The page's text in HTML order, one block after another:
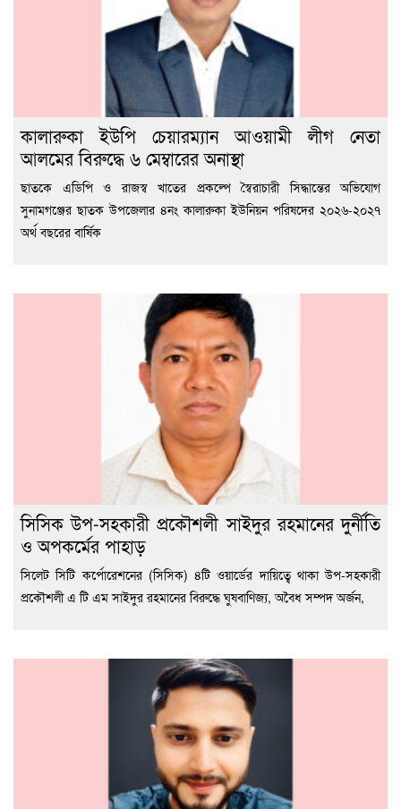
কালারুকা ইউপি চেয়ারম্যান আওয়ামী লীগ নেতা
আলমের বিরুদ্ধে ৬ মেম্বারের অনাস্থা
ছাতকে এডিপি ও রাজস্ব খাতের প্রকল্পে স্বৈরাচারী সিদ্ধান্তের অভিযোগ
সুনামগঞ্জের ছাতক উপজেলার ৪নং কালারুকা ইউনিয়ন পরিষদের ২০২৬-২০২৭
অর্থ বছরের বার্ষিক
সিসিক উপ-সহকারী প্রকৌশলী সাইদুর রহমানের দুর্নীতি
ও অপকর্মের পাহাড়
সিলেট সিটি কর্পোরেশনের (সিসিক) ৪টি ওয়ার্ডের দায়িত্বে থাকা উপ-সহকারী
প্রকৌশলী এ টি এম সাইদুর রহমানের বিরুদ্ধে ঘুষবাণিজ্য, অবৈধ সম্পদ অর্জন,